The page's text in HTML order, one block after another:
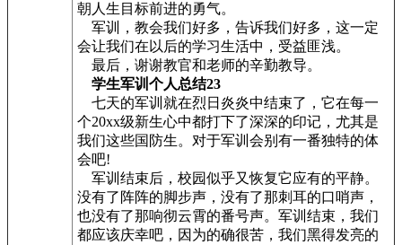
朝人生目标前进的勇气。
军训，教会我们好多，告诉我们好多，这一定
会让我们在以后的学习生活中，受益匪浅。
最后，谢谢教官和老师的辛勤教导。
学生军训个人总结23
七天的军训就在烈日炎炎中结束了，它在每一
个20xx级新生心中都打下了深深的印记，尤其是
我们这些国防生。对于军训会别有一番独特的体
会吧!
军训结束后，校园似乎又恢复它应有的平静。
没有了阵阵的脚步声，没有了那刺耳的口哨声，
也没有了那响彻云霄的番号声。军训结束，我们
都应该庆幸吧，因为的确很苦，我们黑得发亮的